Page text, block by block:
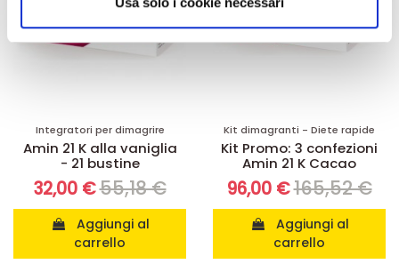
nostri partner che si occupano di analisi dei dati web,
pubblicità e social media, i quali potrebbero combinarle
Integratori per dimagrire
Amin 21 K alla vaniglia
- 21 bustine
32,00 €55,18 €
carrello
Kit dimagranti - Diete rapide
Kit Promo: 3 confezioni
Amin 21 K Cacao
96,00 €165,52 €
carrello